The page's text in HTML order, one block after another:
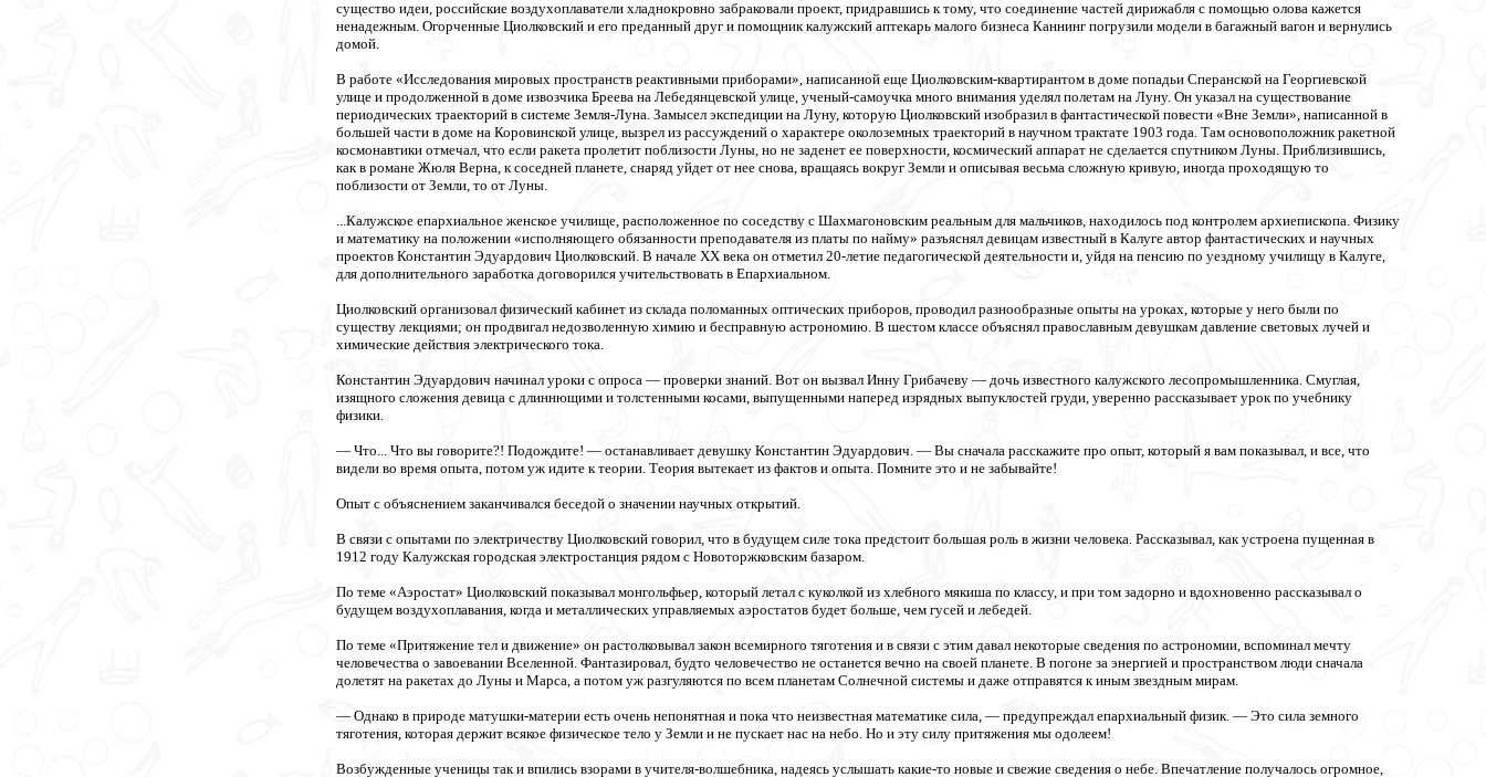
существо идеи, российские воздухоплаватели хладнокровно забраковали проект, придравшись к тому, что соединение частей дирижабля с помощью олова кажется
ненадежным. Огорченные Циолковский и его преданный друг и помощник калужский аптекарь малого бизнеса Каннинг погрузили модели в багажный вагон и вернулись
домой.
В работе «Исследования мировых пространств реактивными приборами», написанной еще Циолковским-квартирантом в доме попадьи Сперанской на Георгиевской
улице и продолженной в доме извозчика Бреева на Лебедянцевской улице, ученый-самоучка много внимания уделял полетам на Луну. Он указал на существование
периодических траекторий в системе Земля-Луна. Замысел экспедиции на Луну, которую Циолковский изобразил в фантастической повести «Вне Земли», написанной в
большей части в доме на Коровинской улице, вызрел из рассуждений о характере околоземных траекторий в научном трактате 1903 года. Там основоположник ракетной
космонавтики отмечал, что если ракета пролетит поблизости Луны, но не заденет ее поверхности, космический аппарат не сделается спутником Луны. Приблизившись,
как в романе Жюля Верна, к соседней планете, снаряд уйдет от нее снова, вращаясь вокруг Земли и описывая весьма сложную кривую, иногда проходящую то
поблизости от Земли, то от Луны.
...Калужское епархиальное женское училище, расположенное по соседству с Шахмагоновским реальным для мальчиков, находилось под контролем архиепископа. Физику
и математику на положении «исполняющего обязанности преподавателя из платы по найму» разъяснял девицам известный в Калуге автор фантастических и научных
проектов Константин Эдуардович Циолковский. В начале ХХ века он отметил 20-летие педагогической деятельности и, уйдя на пенсию по уездному училищу в Калуге,
для дополнительного заработка договорился учительствовать в Епархиальном.
Циолковский организовал физический кабинет из склада поломанных оптических приборов, проводил разнообразные опыты на уроках, которые у него были по
существу лекциями; он продвигал недозволенную химию и бесправную астрономию. В шестом классе объяснял православным девушкам давление световых лучей и
химические действия электрического тока.
Константин Эдуардович начинал уроки с опроса — проверки знаний. Вот он вызвал Инну Грибачеву — дочь известного калужского лесопромышленника. Смуглая,
изящного сложения девица с длиннющими и толстенными косами, выпущенными наперед изрядных выпуклостей груди, уверенно рассказывает урок по учебнику
физики.
— Что... Что вы говорите?! Подождите! — останавливает девушку Константин Эдуардович. — Вы сначала расскажите про опыт, который я вам показывал, и все, что
видели во время опыта, потом уж идите к теории. Теория вытекает из фактов и опыта. Помните это и не забывайте!
Опыт с объяснением заканчивался беседой о значении научных открытий.
В связи с опытами по электричеству Циолковский говорил, что в будущем силе тока предстоит большая роль в жизни человека. Рассказывал, как устроена пущенная в
1912 году Калужская городская электростанция рядом с Новоторжковским базаром.
По теме «Аэростат» Циолковский показывал монгольфьер, который летал с куколкой из хлебного мякиша по классу, и при том задорно и вдохновенно рассказывал о
будущем воздухоплавания, когда и металлических управляемых аэростатов будет больше, чем гусей и лебедей.
По теме «Притяжение тел и движение» он растолковывал закон всемирного тяготения и в связи с этим давал некоторые сведения по астрономии, вспоминал мечту
человечества о завоевании Вселенной. Фантазировал, будто человечество не останется вечно на своей планете. В погоне за энергией и пространством люди сначала
долетят на ракетах до Луны и Марса, а потом уж разгуляются по всем планетам Солнечной системы и даже отправятся к иным звездным мирам.
— Однако в природе матушки-материи есть очень непонятная и пока что неизвестная математике сила, — предупреждал епархиальный физик. — Это сила земного
тяготения, которая держит всякое физическое тело у Земли и не пускает нас на небо. Но и эту силу притяжения мы одолеем!
Возбужденные ученицы так и впились взорами в учителя-волшебника, надеясь услышать какие-то новые и свежие сведения о небе. Впечатление получалось огромное,